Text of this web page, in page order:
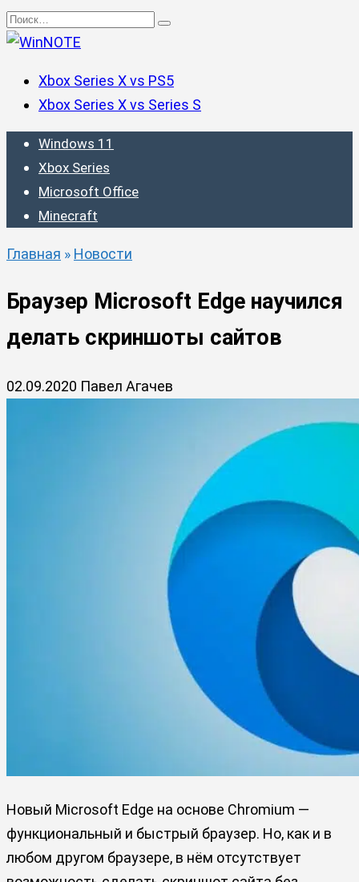
Перейти
к
Search
for:
Xbox Series X vs PS5
Xbox Series X vs Series S
Windows 11
Xbox Series
Microsoft Office
Minecraft
Главная » Новости
Браузер Microsoft Edge научился
делать скриншоты сайтов
02.09.2020 Павел Агачев
Новый Microsoft Edge на основе Chromium —
функциональный и быстрый браузер. Но, как и в
любом другом браузере, в нём отсутствует